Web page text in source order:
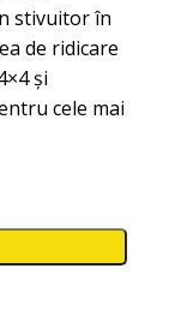
stivuitor în
de ridicare
și
cele mai